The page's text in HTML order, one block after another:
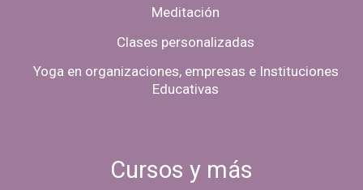
Meditación
Clases personalizadas
Yoga en organizaciones, empresas e Instituciones
Educativas
Cursos y más